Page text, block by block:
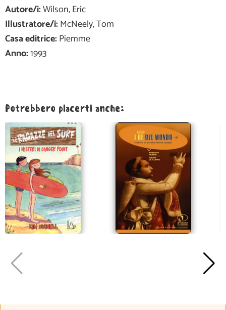
Autore/i:Wilson, Eric
Illustratore/i:McNeely, Tom
Casa editrice:Piemme
Anno:1993
Potrebbero piacerti anche: